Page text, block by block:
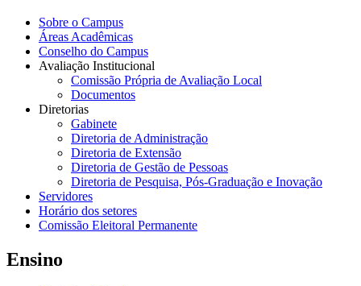
Sobre o Campus
Áreas Acadêmicas
Conselho do Campus
Avaliação Institucional
Comissão Própria de Avaliação Local
Documentos
Diretorias
Gabinete
Diretoria de Administração
Diretoria de Extensão
Diretoria de Gestão de Pessoas
Diretoria de Pesquisa, Pós-Graduação e Inovação
Servidores
Horário dos setores
Comissão Eleitoral Permanente
Ensino